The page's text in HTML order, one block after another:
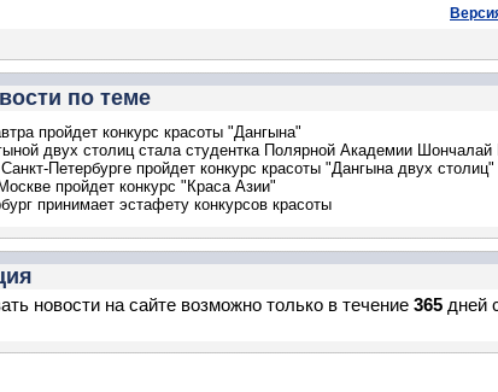
по теме
пройдет конкурс красоты "Дангына"
двух столиц стала студентка Полярной Академии Шончалай
Петербурге пройдет конкурс красоты "Дангына двух столиц"
пройдет конкурс "Краса Азии"
принимает эстафету конкурсов красоты
новости на сайте возможно только в течение 365 дней